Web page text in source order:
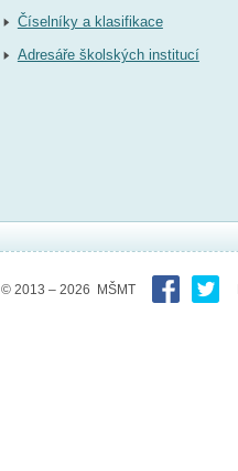
Číselníky a klasifikace
Adresáře školských institucí
© 2013 – 2026 MŠMT